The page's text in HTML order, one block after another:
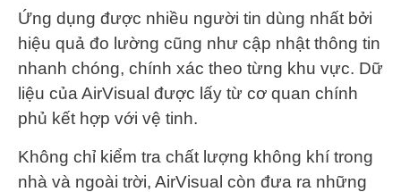
Ứng dụng được nhiều người tin dùng nhất bởi
hiệu quả đo lường cũng như cập nhật thông tin
nhanh chóng, chính xác theo từng khu vực. Dữ
liệu của AirVisual được lấy từ cơ quan chính
phủ kết hợp với vệ tinh.
Không chỉ kiểm tra chất lượng không khí trong
nhà và ngoài trời, AirVisual còn đưa ra những